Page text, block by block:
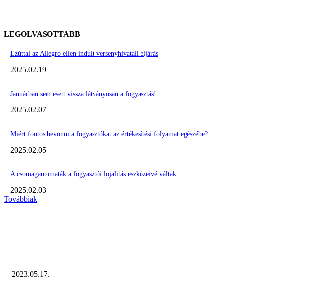
LEGOLVASOTTABB
Ezúttal az Allegro ellen indult versenyhivatali eljárás
2025.02.19.
Januárban sem esett vissza látványosan a fogyasztás!
2025.02.07.
Miért fontos bevonni a fogyasztókat az értékesítési folyamat egészébe?
2025.02.05.
A csomagautomaták a fogyasztói lojalitás eszközeivé váltak
2025.02.03.
Továbbiak
2023.05.17.